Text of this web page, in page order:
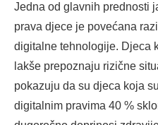
Jedna od glavnih prednosti
prava djece je povećana
digitalne tehnologije. Djeca
lakše prepoznaju rizične
pokazuju da su djeca koja
digitalnim pravima 40 %